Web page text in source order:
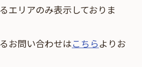
エリアのみ表示しておりま
お問い合わせはこちらよりお